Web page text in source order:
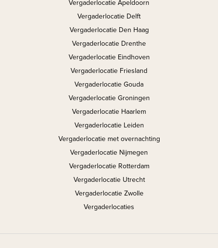
Vergaderlocatie Apeldoorn
Vergaderlocatie Delft
Vergaderlocatie Den Haag
Vergaderlocatie Drenthe
Vergaderlocatie Eindhoven
Vergaderlocatie Friesland
Vergaderlocatie Gouda
Vergaderlocatie Groningen
Vergaderlocatie Haarlem
Vergaderlocatie Leiden
Vergaderlocatie met overnachting
Vergaderlocatie Nijmegen
Vergaderlocatie Rotterdam
Vergaderlocatie Utrecht
Vergaderlocatie Zwolle
Vergaderlocaties